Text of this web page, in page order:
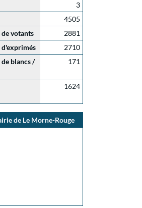
3
4505
votants
2881
2710
blancs /
171
1624
de Le Morne-Rouge